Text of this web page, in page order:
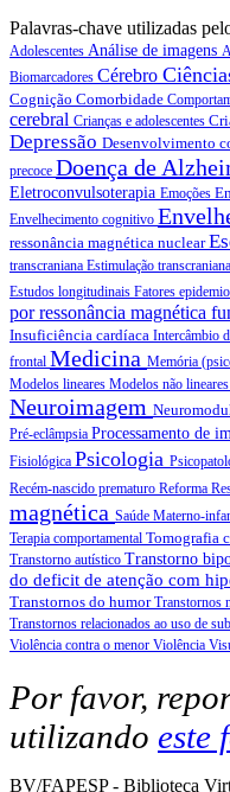
Palavras-chave utilizadas
Adolescentes Análise de imagens
Biomarcadores Cérebro
Cognição Comorbidade
cerebral Crianças e adolescentes
Depressão Desenvolvimento
precoce Doença de
Eletroconvulsoterapia Emoções
Envelhecimento cognitivo
ressonância magnética nuclear
transcraniana Estimulação
Estudos longitudinais Fatores
por ressonância magnética
Insuficiência cardíaca Intercâmbio
frontal Medicina Memória
Modelos lineares Modelos não lineares
Neuroimagem
Pré-eclâmpsia Processamento de
Fisiológica Psicologia
Recém-nascido prematuro Reforma
magnética Saúde Materno-
Terapia comportamental Tomografia
Transtorno autístico Transtorno
do deficit de atenção com
Transtornos do humorTranstornos
Transtornos relacionados ao uso de
Violência contra o menor Violência
Por favor,
utilizando este
BV/FAPESP - Biblioteca